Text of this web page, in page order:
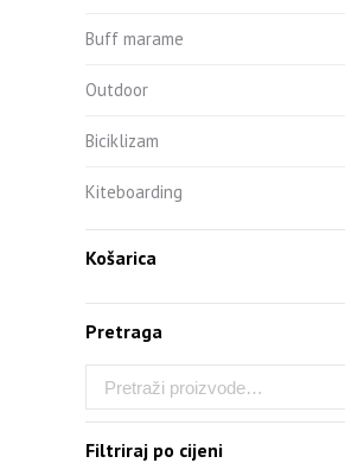
Buff marame
Outdoor
Biciklizam
Kiteboarding
Košarica
Pretraga
Filtriraj po cijeni